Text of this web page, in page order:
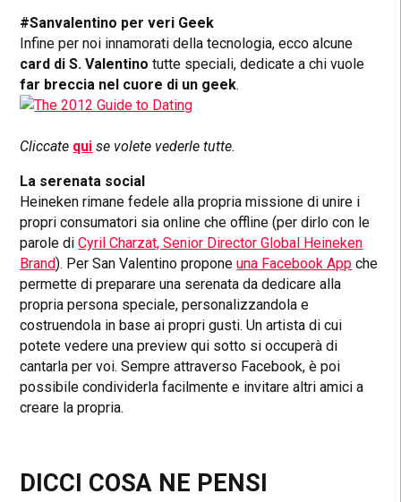
#Sanvalentino per veri Geek
Infine per noi innamorati della tecnologia, ecco alcune
card di S. Valentino tutte speciali, dedicate a chi vuole
far breccia nel cuore di un geek.
Cliccate qui se volete vederle tutte.
La serenata social
Heineken rimane fedele alla propria missione di unire i
propri consumatori sia online che offline (per dirlo con le
parole diCyril Charzat, Senior Director Global Heineken
Brand). Per San Valentino proponeuna Facebook App che
permette di preparare una serenata da dedicare alla
propria persona speciale, personalizzandola e
costruendola in base ai propri gusti. Un artista di cui
potete vedere una preview qui sotto si occuperà di
cantarla per voi. Sempre attraverso Facebook, è poi
possibile condividerla facilmente e invitare altri amici a
creare la propria.
DICCI COSA NE PENSI